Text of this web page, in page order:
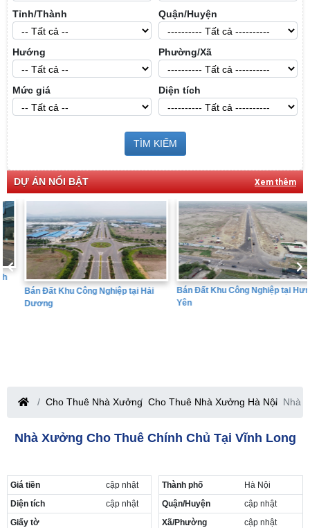
Tỉnh/Thành Quận/Huyện
Hướng Phường/Xã
Mức giá Diện tích
TÌM KIẾM
DỰ ÁN NỔI BẬT Xem thêm
Bán Đất Khu Công Nghiệp tại Hải
Dương
Bán Đất Khu Công Nghiệp tại Hưng
Cho Thuê Nhà Xưởng Cho Thuê Nhà Xưởng Hà Nội Nhà
Nhà Xưởng Cho Thuê Chính Chủ Tại Vĩnh Long
Giá tiền
cập nhật
Diện tích
cập nhật
Giấy tờ
Thành phố
Hà Nội
Quận/Huyện
cập nhật
Xã/Phường
cập nhật